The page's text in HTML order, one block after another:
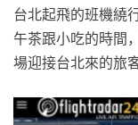
台北起飛的班機繞
午茶跟小吃的時間
場迎接台北來的旅